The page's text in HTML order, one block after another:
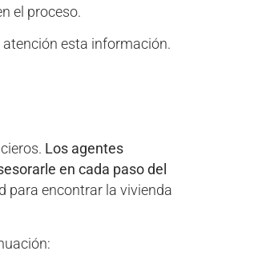
el proceso.
atención esta información.
Los agentes
en cada paso del
para encontrar la vivienda